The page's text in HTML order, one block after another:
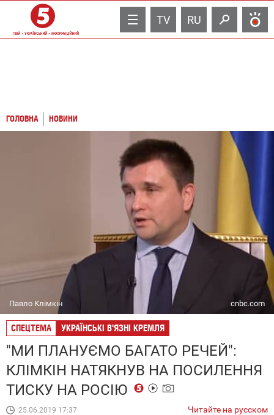
TV RU
ГОЛОВНА НОВИНИ
Павло Клімкін cnbc.com
СПЕЦТЕМА УКРАЇНСЬКІ В'ЯЗНІ КРЕМЛЯ
"МИ ПЛАНУЄМО БАГАТО РЕЧЕЙ":
КЛІМКІН НАТЯКНУВ НА ПОСИЛЕННЯ
ТИСКУ НА РОСІЮ
25.06.2019 17:37 Читайте на русском